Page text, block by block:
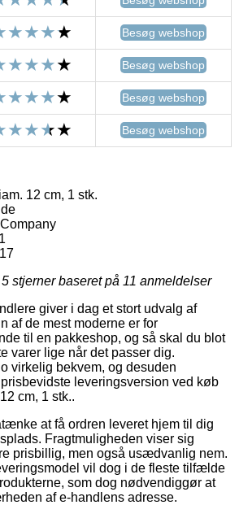
Besøg webshop
Besøg webshop
Besøg webshop
Besøg webshop
12 cm, 1 stk.
stjerner baseret på 11 anmeldelser
giver i dag et stort udvalg af
af de mest moderne er for
til en pakkeshop, og så skal du blot
varer lige når det passer dig.
virkelig bekvem, og desuden
leveringsversion ved køb
cm, 1 stk..
at få ordren leveret hjem til dig
Fragtmuligheden viser sig
prisbillig, men også usædvanlig nem.
vil dog i de fleste tilfælde
som dog nødvendiggør at
af e-handlens adresse.